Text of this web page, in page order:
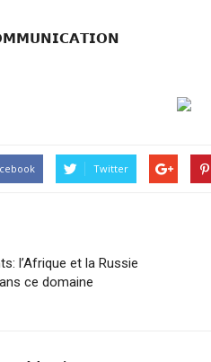
Twitter
l’Afrique et la Russie
ce domaine